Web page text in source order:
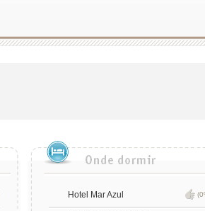
Hotel Mar Azul